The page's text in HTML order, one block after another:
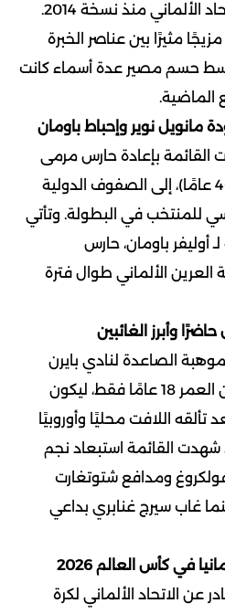
الألماني منذ نسخة 2014.
مثيرًا بين عناصر الخبرة
وسط حسم مصير عدة أسماء كانت
الماضية.
مانويل نوير وإحباط باومان
القائمة بإعادة حارس مرمى
بايرن ميونخ، مانويل نوير (40 عامًا)، إلى الصفوف الدولية
للمنتخب في البطولة. وتأتي
باومان، حارس
الألماني طوال فترة
وأبرز الغائبين
الصاعدة لنادي بايرن
ميونخ، لينارت كارل البالغ من العمر 18 عامًا فقط، ليكون
اللافت محليًا وأوروبيًا
القائمة استبعاد نجم
ومدافع شتوتغارت
غاب سيرج غنابري بداعي
في كأس العالم 2026
عن الاتحاد الألماني لكرة